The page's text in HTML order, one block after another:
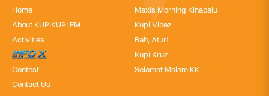
Home
About KUPIKUPI FM
Activities
InfoX
Contest
Contact Us
Maxis Morning Kinabalu
Kupi Vibez
Bah, Atur!
Kupi Kruz
Selamat Malam KK